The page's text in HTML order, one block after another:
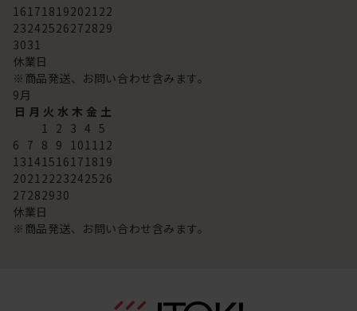
16171819202122
23242526272829
3031
休業日
※商品発送、お問い合わせ含みます。
9月
日 月 火 水 木 金 土
1 2 3 4 5
6 7 8 9 101112
13141516171819
20212223242526
27282930
休業日
※商品発送、お問い合わせ含みます。